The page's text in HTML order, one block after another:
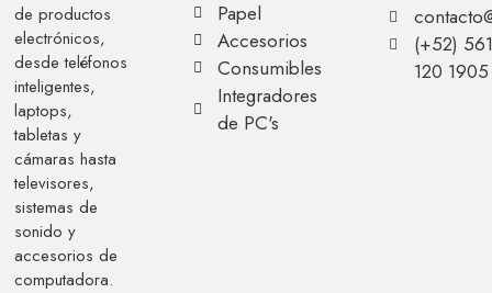
de productos
electrónicos,
desde teléfonos
inteligentes,
laptops,
tabletas y
cámaras hasta
televisores,
sistemas de
sonido y
accesorios de
computadora.
Papel
Accesorios
Consumibles
Integradores
de PC's
(+52) 561
120 1905